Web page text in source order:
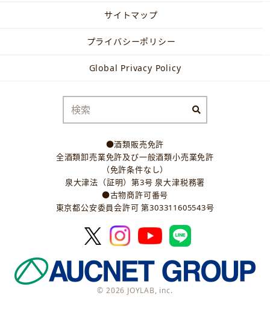
サイトマップ
プライバシーポリシー
Global Privacy Policy
●酒類販売免許
全酒類卸売業免許及び一般酒類小売業免許
（免許条件なし）
泉大津法（証明）第3号 泉大津税務署
●古物商許可番号
東京都公安委員会許可 第303311605543号
© 2026 JOYLAB, inc.